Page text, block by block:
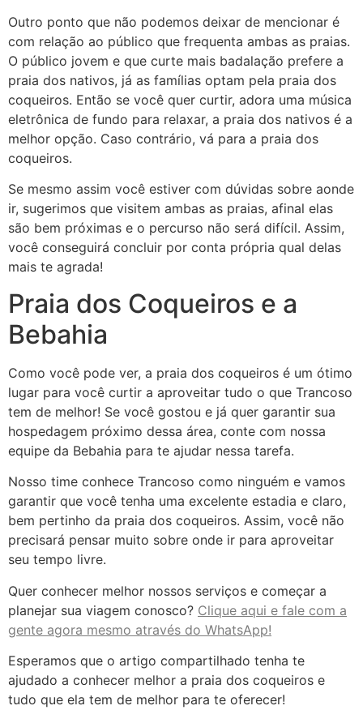
Outro ponto que não podemos deixar de mencionar é
com relação ao público que frequenta ambas as praias.
O público jovem e que curte mais badalação prefere a
praia dos nativos, já as famílias optam pela praia dos
coqueiros. Então se você quer curtir, adora uma música
eletrônica de fundo para relaxar, a praia dos nativos é a
melhor opção. Caso contrário, vá para a praia dos
coqueiros.
Se mesmo assim você estiver com dúvidas sobre aonde
ir, sugerimos que visitem ambas as praias, afinal elas
são bem próximas e o percurso não será difícil. Assim,
você conseguirá concluir por conta própria qual delas
mais te agrada!
Praia dos Coqueiros e a
Bebahia
Como você pode ver, a praia dos coqueiros é um ótimo
lugar para você curtir a aproveitar tudo o que Trancoso
tem de melhor! Se você gostou e já quer garantir sua
hospedagem próximo dessa área, conte com nossa
equipe da Bebahia para te ajudar nessa tarefa.
Nosso time conhece Trancoso como ninguém e vamos
garantir que você tenha uma excelente estadia e claro,
bem pertinho da praia dos coqueiros. Assim, você não
precisará pensar muito sobre onde ir para aproveitar
seu tempo livre.
Quer conhecer melhor nossos serviços e começar a
planejar sua viagem conosco? Clique aqui e fale com a
gente agora mesmo através do WhatsApp!
Esperamos que o artigo compartilhado tenha te
ajudado a conhecer melhor a praia dos coqueiros e
tudo que ela tem de melhor para te oferecer!